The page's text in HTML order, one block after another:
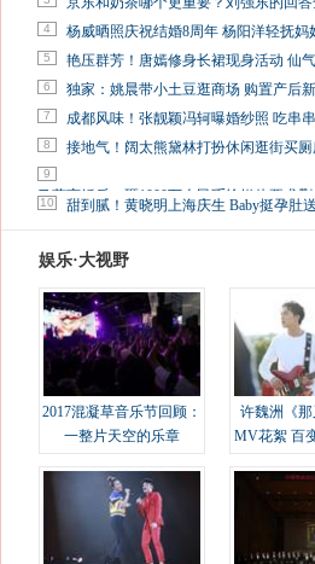
4 杨威晒照庆祝结婚8周年 杨阳洋轻抚妈
5 艳压群芳！唐嫣修身长裙现身活动 仙
6 独家：姚晨带小土豆逛商场 购置产后
7 成都风味！张靓颖冯轲曝婚纱照 吃串
8 接地气！阔太熊黛林打扮休闲逛街买厕
9
马蓉离婚后，砸1000万人民币给媒体要求删
10 甜到腻！黄晓明上海庆生 Baby挺孕肚
娱乐·大视野
2017混凝草音乐节回顾：
一整片天空的乐章
许魏洲《
MV花絮 百